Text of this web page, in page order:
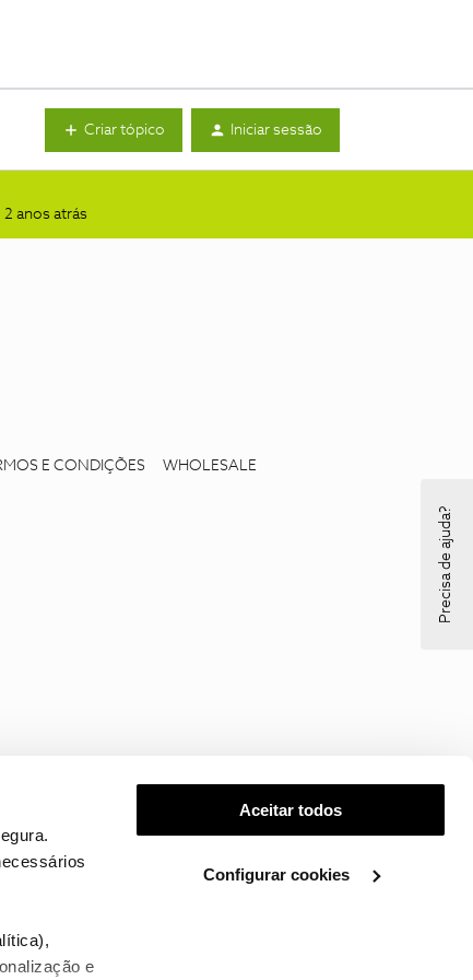
e
Aceitar todos
Configurar cookies
Criar tópico Iniciar sessão
2 anos atrás
E CONDIÇÕES WHOLESALE
Precisa de ajuda?